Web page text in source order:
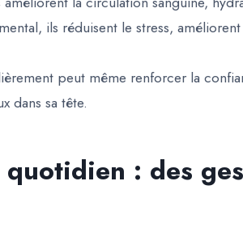
ils réduisent le stress,
peut même renforcer la
dans sa tête.
: des